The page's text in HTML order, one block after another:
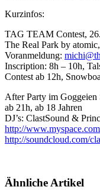
Kurzinfos:
TAG TEAM Contest,
The Real Park by
Voranmeldung:
Inscription: 8h – 10h,
Contest ab 12h,
After Party im Goggeien
ab 21h, ab 18 Jahren
DJ’s: ClastSound &
http://
http://soundcloud.com/
Ähnliche Artikel